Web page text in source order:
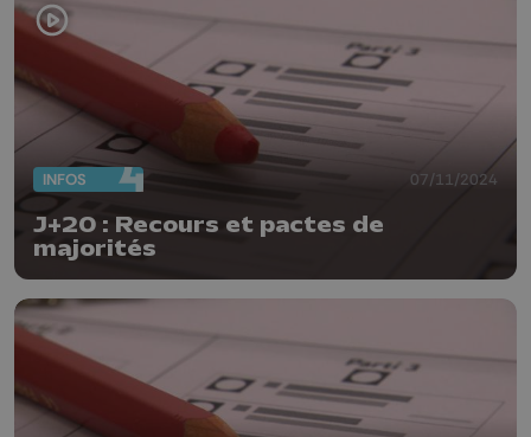
INFOS 07/11/2024
J+20 : Recours et pactes de
majorités